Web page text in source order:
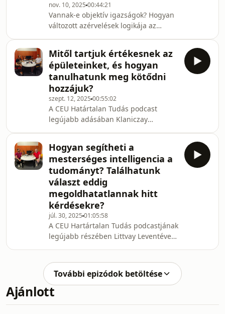
mennyiben táplálkozik a két
világháború közötti, illetve a
kommunizmus időszakából, illetve
milyen más szellemi előzményekre
épít
nov. 10, 2025 00:44:21
Vannak-e objektív igazságok? Hogyan
változott azérvelések logikája az
Hasznos-e a filozófia más
tudományterületek számára? Ki tart
előbbre? Ki eszi meg a másikat
reggelire? Felpörgette-e az
elmefilozófiát a mesterséges
intelligencia megjelenése? Áldás vagy
átok filozófusnak lenni? Ezekről a
kérdésekről beszélgetett Tőzsér János
Mitől tartjuk értékesnek az
épületeinket, és hogyan
tanulhatunk meg kötődni
hozzájuk?
szept. 12, 2025 00:55:02
A CEU Határtalan Tudás podcast
legújabb adásában Klaniczay
Kortárs Építészeti Központ (KÉK)
kurátorával beszélgettünk a
városfejlesztés izgalmas dilemmáiról:
milyen lehetőségek rejlenek
Rákosrendező fejlesztésében, hogyan
erősíthetik a városismereti sétáka
helyiek kötődését, és milyen
eszközökkel lehet közösséget építeni
egy még éppen
Hogyan segítheti a
mesterséges intelligencia a
tudományt? Találhatunk
választ eddig
megoldhatatlannak hitt
kérdésekre?
júl. 30, 2025 01:05:58
A CEU Hartártalan Tudás podcastjának
legújabb részében Littvay Leventével,
kutatóprofesszorával, a CEU
Demokrácia Intézetének szenior
vedégkutatójával és a CEU korábbi
professzorával arról beszélgettünk,
További epizódok betöltése
Ajánlott